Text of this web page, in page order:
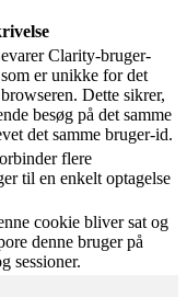
Clarity-bruger-
er unikke for det
Dette sikrer,
besøg på det samme
det samme bruger-id.
flere
til en enkelt optagelse
cookie bliver sat og
denne bruger på
sessioner.